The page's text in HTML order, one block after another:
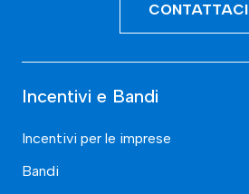
CONTATTACI
Incentivi e Bandi
Incentivi per le imprese
Bandi